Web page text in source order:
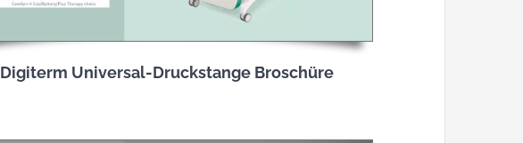
Digiterm Universal-Druckstange Broschüre